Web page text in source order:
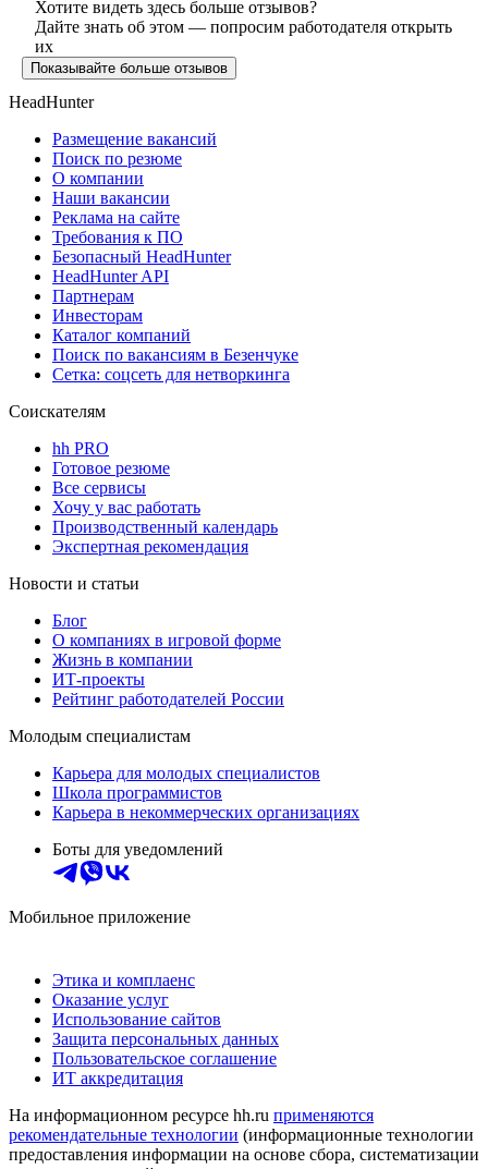
Хотите видеть здесь больше отзывов?
Дайте знать об этом — попросим работодателя открыть
их
Показывайте больше отзывов
HeadHunter
Размещение вакансий
Поиск по резюме
О компании
Наши вакансии
Реклама на сайте
Требования к ПО
Безопасный HeadHunter
HeadHunter API
Партнерам
Инвесторам
Каталог компаний
Поиск по вакансиям в Безенчуке
Сетка: соцсеть для нетворкинга
Соискателям
hh PRO
Готовое резюме
Все сервисы
Хочу у вас работать
Производственный календарь
Экспертная рекомендация
Новости и статьи
Блог
О компаниях в игровой форме
Жизнь в компании
ИТ-проекты
Рейтинг работодателей России
Молодым специалистам
Карьера для молодых специалистов
Школа программистов
Карьера в некоммерческих организациях
Боты для уведомлений
Мобильное приложение
Этика и комплаенс
Оказание услуг
Использование сайтов
Защита персональных данных
Пользовательское соглашение
ИТ аккредитация
На информационном ресурсе hh.ru применяются
рекомендательные технологии (информационные технологии
предоставления информации на основе сбора, систематизации